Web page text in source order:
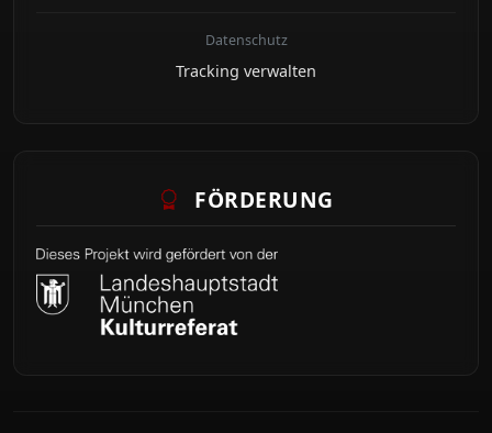
Datenschutz
Tracking verwalten
FÖRDERUNG